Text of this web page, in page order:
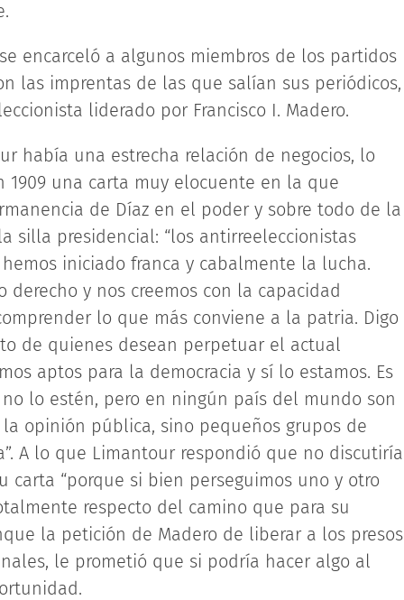
encarceló a algunos miembros de los partidos
las imprentas de las que salían sus periódicos,
liderado por Francisco I. Madero.
había una estrecha relación de negocios, lo
1909 una carta muy elocuente en la que
de Díaz en el poder y sobre todo de la
silla presidencial: “los antirreeleccionistas
iniciado franca y cabalmente la lucha.
derecho y nos creemos con la capacidad
lo que más conviene a la patria. Digo
de quienes desean perpetuar el actual
aptos para la democracia y sí lo estamos. Es
lo estén, pero en ningún país del mundo son
opinión pública, sino pequeños grupos de
A lo que Limantour respondió que no discutiría
carta “porque si bien perseguimos uno y otro
respecto del camino que para su
la petición de Madero de liberar a los presos
le prometió que si podría hacer algo al